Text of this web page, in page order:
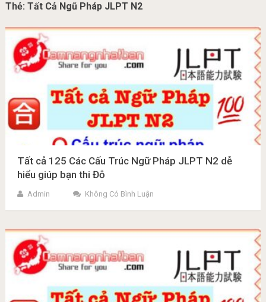
Thẻ: Tất Cả Ngũ Pháp JLPT N2
Tất cả 125 Các Cấu Trúc Ngữ Pháp JLPT N2 dễ
hiểu giúp bạn thi Đỗ
Admin Không Có Bình Luận